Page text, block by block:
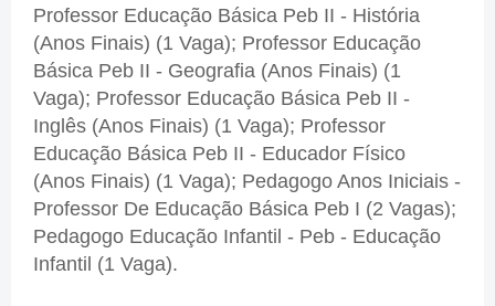
Professor Educação Básica Peb II - História
(Anos Finais) (1 Vaga); Professor Educação
Básica Peb II - Geografia (Anos Finais) (1
Vaga); Professor Educação Básica Peb II -
Inglês (Anos Finais) (1 Vaga); Professor
Educação Básica Peb II - Educador Físico
(Anos Finais) (1 Vaga); Pedagogo Anos Iniciais -
Professor De Educação Básica Peb I (2 Vagas);
Pedagogo Educação Infantil - Peb - Educação
Infantil (1 Vaga).